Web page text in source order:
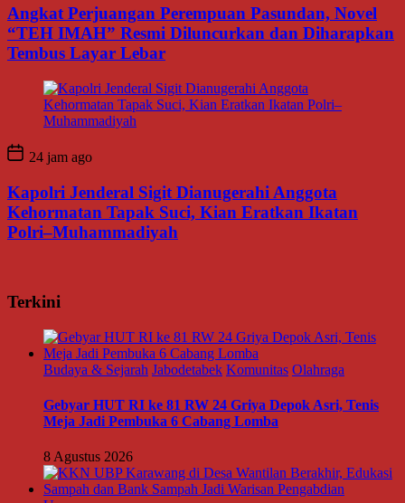
Angkat Perjuangan Perempuan Pasundan, Novel
“TEH IMAH” Resmi Diluncurkan dan Diharapkan
Tembus Layar Lebar
24 jam ago
Kapolri Jenderal Sigit Dianugerahi Anggota
Kehormatan Tapak Suci, Kian Eratkan Ikatan
Polri–Muhammadiyah
Terkini
Budaya & Sejarah Jabodetabek Komunitas Olahraga
Gebyar HUT RI ke 81 RW 24 Griya Depok Asri, Tenis
Meja Jadi Pembuka 6 Cabang Lomba
8 Agustus 2026